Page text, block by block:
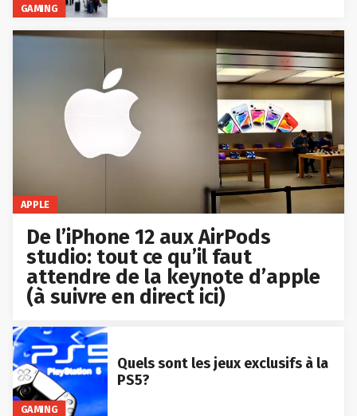
GAMING
APPLE
De l’iPhone 12 aux AirPods
studio: tout ce qu’il faut
attendre de la keynote d’apple
(à suivre en direct ici)
GAMING
Quels sont les jeux exclusifs à la
PS5?